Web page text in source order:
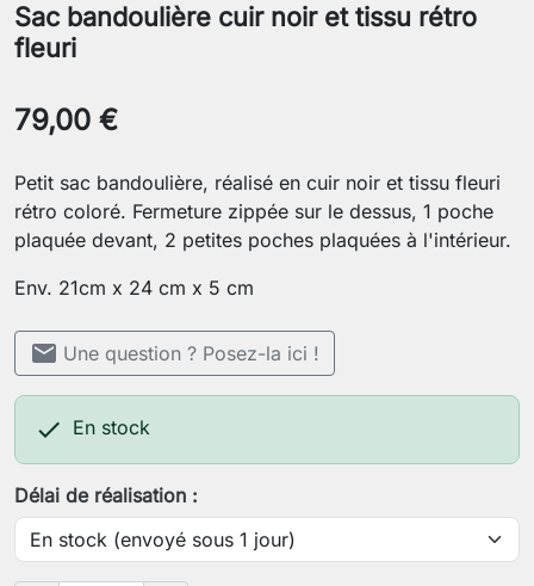
Sac bandoulière cuir noir et tissu rétro
fleuri
79,00 €
Petit sac bandoulière, réalisé en cuir noir et tissu fleuri
rétro coloré. Fermeture zippée sur le dessus, 1 poche
plaquée devant, 2 petites poches plaquées à l'intérieur.
Env. 21cm x 24 cm x 5 cm
mail Une question ? Posez-la ici !
 En stock
Délai de réalisation :